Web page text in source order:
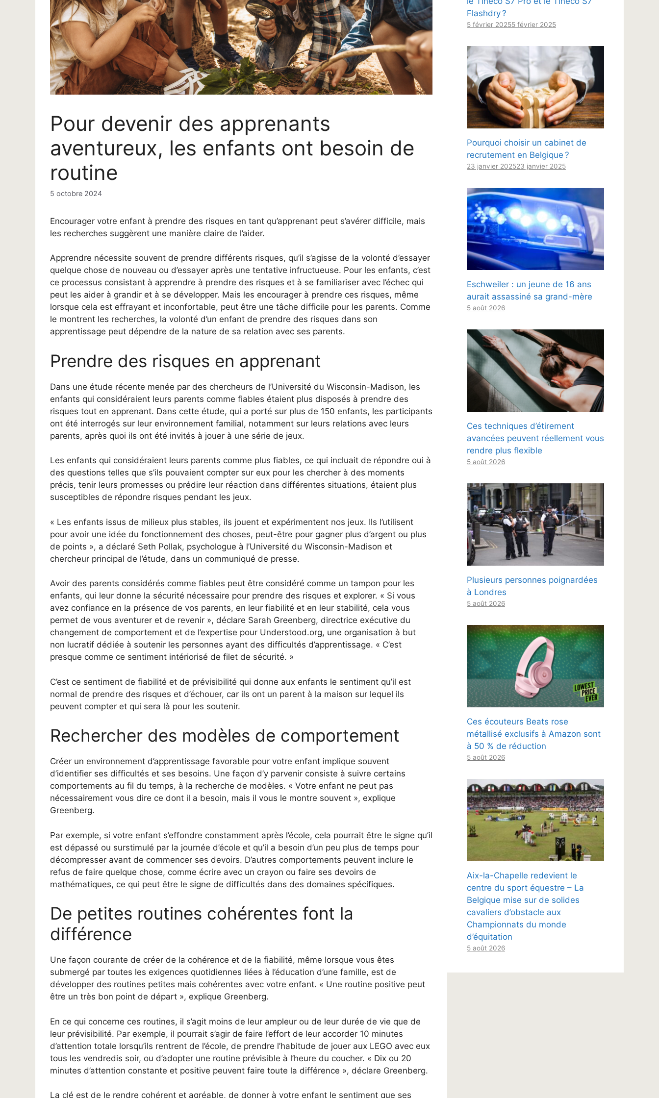
Pour devenir des apprenants
aventureux, les enfants ont besoin de
routine
5 octobre 2024
Encourager votre enfant à prendre des risques en tant qu’apprenant peut s’avérer difficile, mais
les recherches suggèrent une manière claire de l’aider.
Apprendre nécessite souvent de prendre différents risques, qu’il s’agisse de la volonté d’essayer
quelque chose de nouveau ou d’essayer après une tentative infructueuse. Pour les enfants, c’est
ce processus consistant à apprendre à prendre des risques et à se familiariser avec l’échec qui
peut les aider à grandir et à se développer. Mais les encourager à prendre ces risques, même
lorsque cela est effrayant et inconfortable, peut être une tâche difficile pour les parents. Comme
le montrent les recherches, la volonté d’un enfant de prendre des risques dans son
apprentissage peut dépendre de la nature de sa relation avec ses parents.
Prendre des risques en apprenant
Dans une étude récente menée par des chercheurs de l’Université du Wisconsin-Madison, les
enfants qui considéraient leurs parents comme fiables étaient plus disposés à prendre des
risques tout en apprenant. Dans cette étude, qui a porté sur plus de 150 enfants, les participants
ont été interrogés sur leur environnement familial, notamment sur leurs relations avec leurs
parents, après quoi ils ont été invités à jouer à une série de jeux.
Les enfants qui considéraient leurs parents comme plus fiables, ce qui incluait de répondre oui à
des questions telles que s’ils pouvaient compter sur eux pour les chercher à des moments
précis, tenir leurs promesses ou prédire leur réaction dans différentes situations, étaient plus
susceptibles de répondre risques pendant les jeux.
« Les enfants issus de milieux plus stables, ils jouent et expérimentent nos jeux. Ils l’utilisent
pour avoir une idée du fonctionnement des choses, peut-être pour gagner plus d’argent ou plus
de points », a déclaré Seth Pollak, psychologue à l’Université du Wisconsin-Madison et
chercheur principal de l’étude, dans un communiqué de presse.
Avoir des parents considérés comme fiables peut être considéré comme un tampon pour les
enfants, qui leur donne la sécurité nécessaire pour prendre des risques et explorer. « Si vous
avez confiance en la présence de vos parents, en leur fiabilité et en leur stabilité, cela vous
permet de vous aventurer et de revenir », déclare Sarah Greenberg, directrice exécutive du
changement de comportement et de l’expertise pour Understood.org, une organisation à but
non lucratif dédiée à soutenir les personnes ayant des difficultés d’apprentissage. « C’est
presque comme ce sentiment intériorisé de filet de sécurité. »
C’est ce sentiment de fiabilité et de prévisibilité qui donne aux enfants le sentiment qu’il est
normal de prendre des risques et d’échouer, car ils ont un parent à la maison sur lequel ils
peuvent compter et qui sera là pour les soutenir.
Rechercher des modèles de comportement
Créer un environnement d’apprentissage favorable pour votre enfant implique souvent
d’identifier ses difficultés et ses besoins. Une façon d’y parvenir consiste à suivre certains
comportements au fil du temps, à la recherche de modèles. « Votre enfant ne peut pas
nécessairement vous dire ce dont il a besoin, mais il vous le montre souvent », explique
Greenberg.
Par exemple, si votre enfant s’effondre constamment après l’école, cela pourrait être le signe qu’il
est dépassé ou surstimulé par la journée d’école et qu’il a besoin d’un peu plus de temps pour
décompresser avant de commencer ses devoirs. D’autres comportements peuvent inclure le
refus de faire quelque chose, comme écrire avec un crayon ou faire ses devoirs de
mathématiques, ce qui peut être le signe de difficultés dans des domaines spécifiques.
De petites routines cohérentes font la
différence
Une façon courante de créer de la cohérence et de la fiabilité, même lorsque vous êtes
submergé par toutes les exigences quotidiennes liées à l’éducation d’une famille, est de
développer des routines petites mais cohérentes avec votre enfant. « Une routine positive peut
être un très bon point de départ », explique Greenberg.
En ce qui concerne ces routines, il s’agit moins de leur ampleur ou de leur durée de vie que de
leur prévisibilité. Par exemple, il pourrait s’agir de faire l’effort de leur accorder 10 minutes
d’attention totale lorsqu’ils rentrent de l’école, de prendre l’habitude de jouer aux LEGO avec eux
tous les vendredis soir, ou d’adopter une routine prévisible à l’heure du coucher. « Dix ou 20
minutes d’attention constante et positive peuvent faire toute la différence », déclare Greenberg.
La clé est de le rendre cohérent et agréable, de donner à votre enfant le sentiment que ses
Flashdry ?
5 février 20255 février 2025
Pourquoi choisir un cabinet de
recrutement en Belgique ?
23 janvier 202523 janvier 2025
Eschweiler : un jeune de 16 ans
aurait assassiné sa grand-mère
5 août 2026
Ces techniques d’étirement
avancées peuvent réellement vous
rendre plus flexible
5 août 2026
Plusieurs personnes poignardées
à Londres
5 août 2026
Ces écouteurs Beats rose
métallisé exclusifs à Amazon sont
à 50 % de réduction
5 août 2026
Aix-la-Chapelle redevient le
centre du sport équestre – La
Belgique mise sur de solides
cavaliers d’obstacle aux
Championnats du monde
d’équitation
5 août 2026